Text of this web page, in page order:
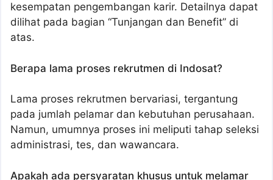
kesempatan pengembangan karir. Detailnya dapat
dilihat pada bagian “Tunjangan dan Benefit” di
atas.
Berapa lama proses rekrutmen di Indosat?
Lama proses rekrutmen bervariasi, tergantung
pada jumlah pelamar dan kebutuhan perusahaan.
Namun, umumnya proses ini meliputi tahap seleksi
administrasi, tes, dan wawancara.
Apakah ada persyaratan khusus untuk melamar